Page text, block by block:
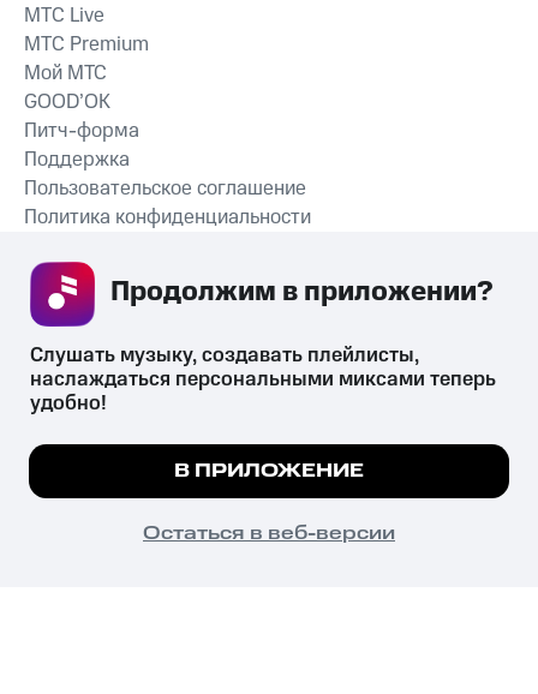
СКАЧАТЬ ПРИЛОЖЕНИЕ
MTС Live
MTС Premium
Мой МТС
GOOD’OK
Питч-форма
Поддержка
Пользовательское соглашение
Политика конфиденциальности
психотропных веществ, их аналогов причиняет вред здоровью,
их незаконный оборот запрещён и влечёт установленную
законодательством ответственность.
© 2026 ООО «КИОН».
Все права защищены
Мы используем куки, чтобы на сайте все
Подробнее
ПОНЯТНО
Слушать музыку, создавать плейлисты,
наслаждаться персональными миксами теперь
удобно!
В ПРИЛОЖЕНИЕ
Остаться в веб-версии